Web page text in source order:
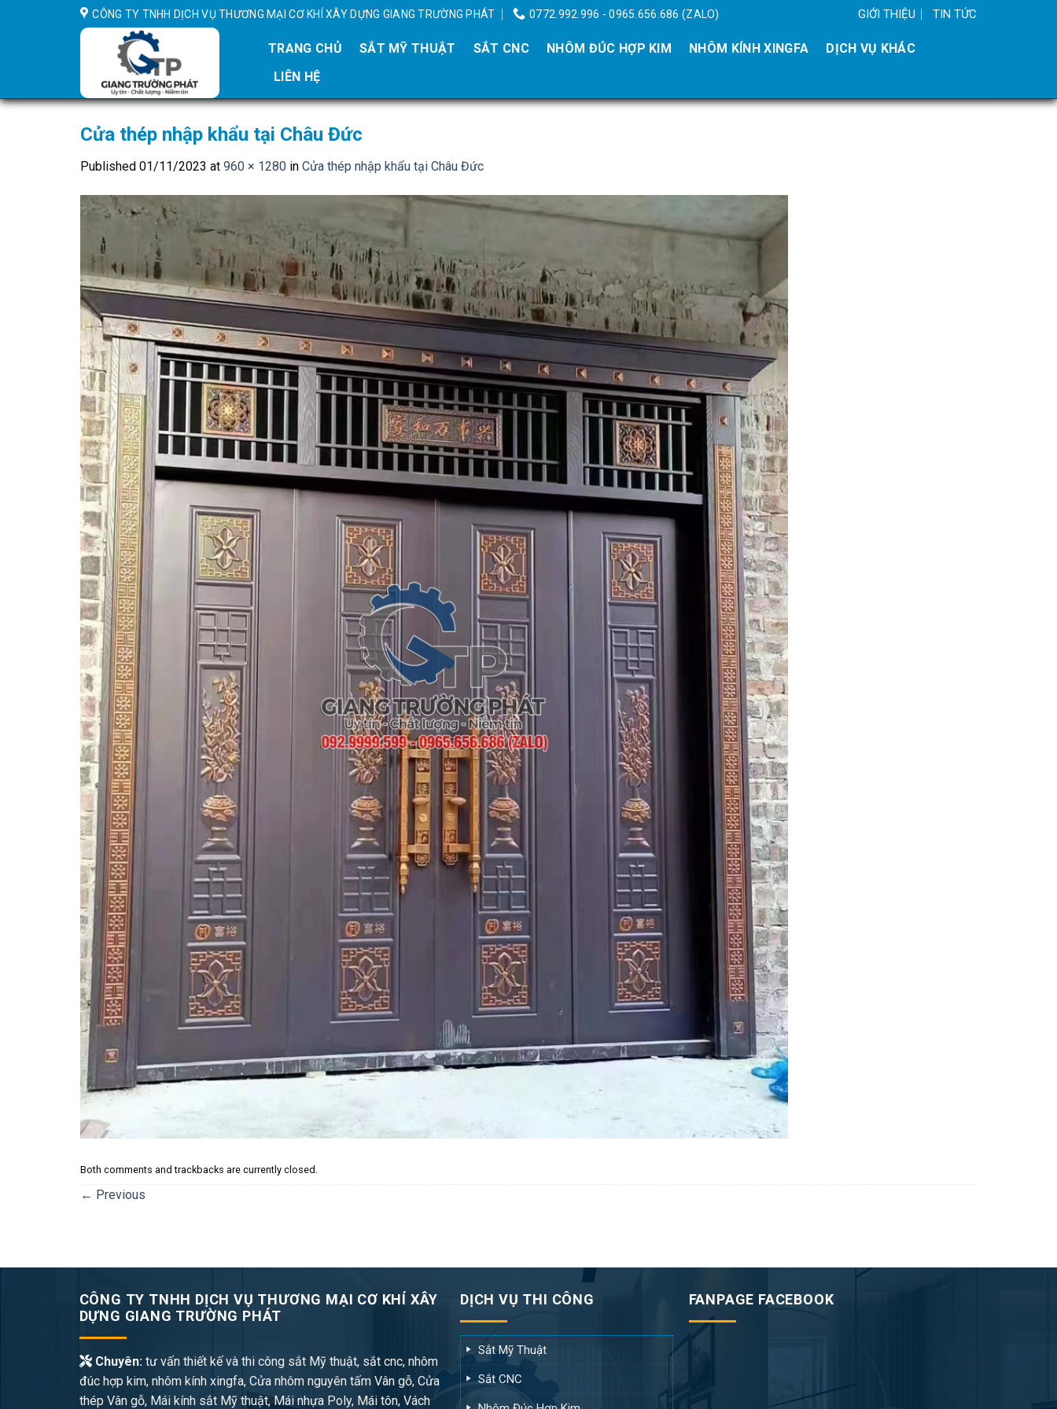
CÔNG TY TNHH DỊCH VỤ THƯƠNG MẠI CƠ KHÍ XÂY DỰNG GIANG TRƯỜNG PHÁT 0772.992.996 - 0965.656.686 (ZALO) GIỚI THIỆU TIN TỨC
TRANG CHỦ SẮT MỸ THUẬT SẮT CNC NHÔM ĐÚC HỢP KIM NHÔM KÍNH XINGFA
DỊCH VỤ KHÁC
LIÊN HỆ
Cửa thép nhập khẩu tại Châu Đức
Published 01/11/2023 at 960 × 1280 in Cửa thép nhập khẩu tại Châu Đức
Both comments and trackbacks are currently closed.
← Previous
CÔNG TY TNHH DỊCH VỤ THƯƠNG MẠI CƠ KHÍ XÂY
DỰNG GIANG TRƯỜNG PHÁT
Chuyên:tư vấn thiết kế và thi công sắt Mỹ thuật, sắt cnc, nhôm
đúc hợp kim, nhôm kính xingfa, Cửa nhôm nguyên tấm Vân gỗ, Cửa
thép Vân gỗ, Mái kính sắt Mỹ thuật, Mái nhựa Poly, Mái tôn, Vách
DỊCH VỤ THI CÔNG
Sắt Mỹ Thuật
Sắt CNC
FANPAGE FACEBOOK